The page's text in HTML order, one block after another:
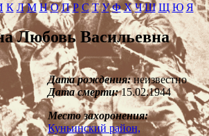
К Л М Н О П Р С Т У Ф Х Ч Ш Щ Ю Я
Любовь Васильевна
Дата рождения:неизвестно
Дата смерти:15.02.1944
Место захоронения:
Куньинский район,